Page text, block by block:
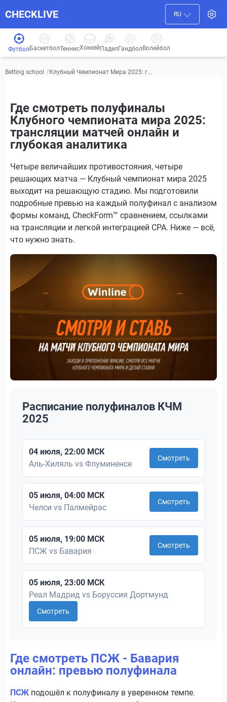
CHECKLIVE RU
Футбол БаскетболТеннисХоккей ПаделГандбол Волейбол
Betting school /Клубный Чемпионат Мира 2025: г...
Где смотреть полуфиналы
Клубного чемпионата мира 2025:
трансляции матчей онлайн и
глубокая аналитика
Четыре величайших противостояния, четыре
решающих матча — Клубный чемпионат мира 2025
выходит на решающую стадию. Мы подготовили
подробные превью на каждый полуфинал с анализом
формы команд, CheckForm™ сравнением, ссылками
на трансляции и легкой интеграцией CPA. Ниже — всё,
что нужно знать.
Расписание полуфиналов КЧМ
2025
04 июля, 22:00 МСК
Аль-Хиляль vs Флуминенсе
Смотреть
05 июля, 04:00 МСК
Челси vs Палмейрас
Смотреть
05 июля, 19:00 МСК
ПСЖ vs Бавария
Смотреть
05 июля, 23:00 МСК
Реал Мадрид vs Боруссия Дортмунд
Смотреть
Где смотреть ПСЖ - Бавария
онлайн: превью полуфинала
ПСЖ подошёл к полуфиналу в уверенном темпе.